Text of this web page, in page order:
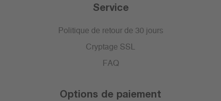
Service
Politique de retour de 30 jours
Cryptage SSL
FAQ
Options de paiement